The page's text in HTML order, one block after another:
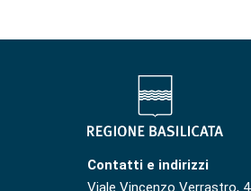
Contatti e indirizzi
Viale Vincenzo Verrastro, 4